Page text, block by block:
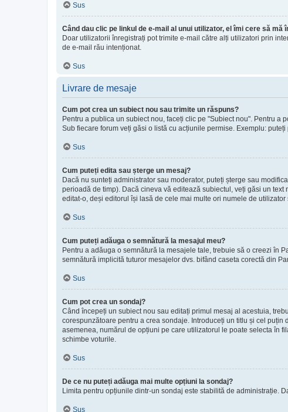
Sus
Când dau clic pe linkul de e-mail al unui utilizator, el îmi cere să mă
Doar utilizatorii înregistrați pot trimite e-mail către alți utilizatori prin
de e-mail rău intenționat.
Sus
Livrare de mesaje
Cum pot crea un subiect nou sau trimite un răspuns?
Pentru a publica un subiect nou, faceți clic pe "Subiect nou". Pentru a
Sub fiecare forum veți găsi o listă cu acțiunile permise. Exemplu:
Sus
Cum puteți edita sau șterge un mesaj?
Dacă nu sunteți administrator sau moderator, puteți șterge sau
perioadă de timp). Dacă cineva vă editează subiectul, veți găsi un
editat-o, deși editorul își lasă de cele mai multe ori numele de
Sus
Cum puteți adăuga o semnătură la mesajul meu?
Pentru a adăuga o semnătură la mesajele tale, trebuie să o creezi în
semnătură implicită tuturor mesajelor dvs. bifând caseta corectă din
Sus
Cum pot crea un sondaj?
Când începeți un subiect nou sau editați primul mesaj al acestuia,
corespunzătoare pentru a crea sondaje. Introduceți un titlu și cel
asemenea, numărul de opțiuni pe care utilizatorul le poate selecta în
schimbe voturile.
Sus
De ce nu puteți adăuga mai multe opțiuni la sondaj?
Limita pentru opțiunile dintr-un sondaj este stabilită de administrație.
Sus